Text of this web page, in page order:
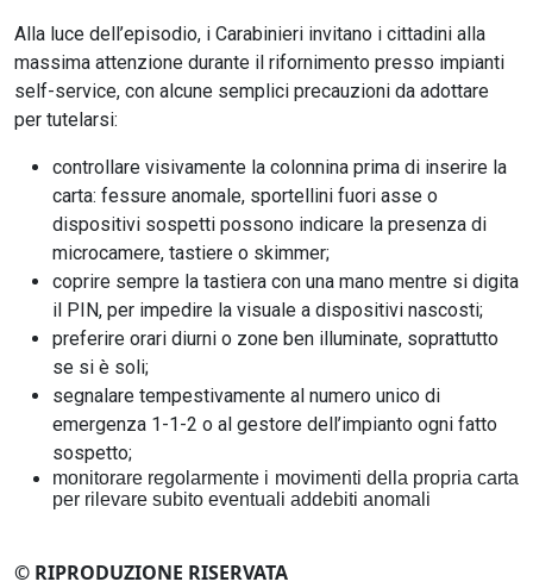
Alla luce dell’episodio, i Carabinieri invitano i cittadini alla
massima attenzione durante il rifornimento presso impianti
self-service, con alcune semplici precauzioni da adottare
per tutelarsi:
controllare visivamente la colonnina prima di inserire la
carta: fessure anomale, sportellini fuori asse o
dispositivi sospetti possono indicare la presenza di
microcamere, tastiere o skimmer;
coprire sempre la tastiera con una mano mentre si digita
il PIN, per impedire la visuale a dispositivi nascosti;
preferire orari diurni o zone ben illuminate, soprattutto
se si è soli;
segnalare tempestivamente al numero unico di
emergenza 1-1-2 o al gestore dell’impianto ogni fatto
sospetto;
monitorare regolarmente i movimenti della propria carta
per rilevare subito eventuali addebiti anomali
© RIPRODUZIONE RISERVATA